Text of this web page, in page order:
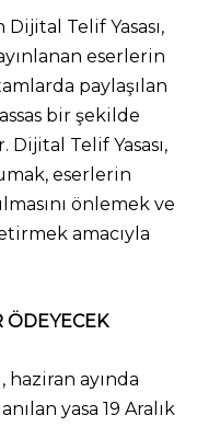
Telif Yasası,
eserlerin
paylaşılan
bir şekilde
Telif Yasası,
eserlerin
önlemek ve
amacıyla
ÖDEYECEK
haziran ayında
yasa 19 Aralık